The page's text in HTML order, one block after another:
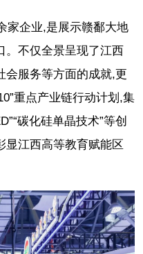
家企业,是展示赣鄱大地
。不仅全景呈现了江西
会服务等方面的成就,更
重点产业链行动计划,集
碳化硅单晶技术”等创
显江西高等教育赋能区